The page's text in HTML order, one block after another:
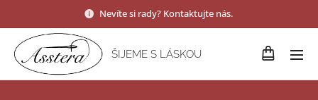
Nevíte si rady? Kontaktujte nás.
ŠIJEME S LÁSKOU